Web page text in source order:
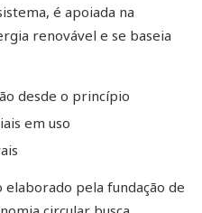
é apoiada na
renovável e se baseia
desde o princípio
em uso
pela fundação de